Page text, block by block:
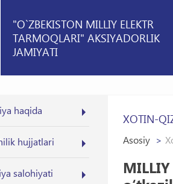
"O`ZBEKISTON MILLIY ELEKTR
TARMOQLARI" AKSIYADORLIK
JAMIYATI
haqida
hujjatlari
salohiyati
XOTIN-
Asosiy